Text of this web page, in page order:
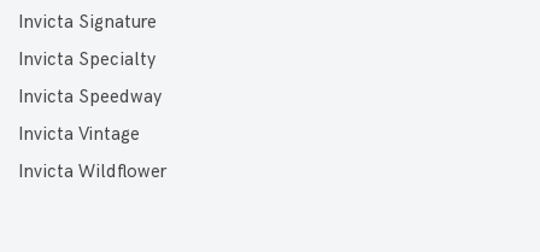
Invicta Signature
Invicta Specialty
Invicta Speedway
Invicta Vintage
Invicta Wildflower